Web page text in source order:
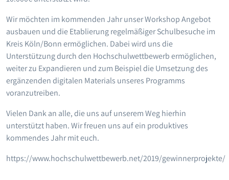
Wir möchten im kommenden Jahr unser Workshop Angebot
ausbauen und die Etablierung regelmäßiger Schulbesuche im
Kreis Köln/Bonn ermöglichen. Dabei wird uns die
Unterstützung durch den Hochschulwettbewerb ermöglichen,
weiter zu Expandieren und zum Beispiel die Umsetzung des
ergänzenden digitalen Materials unseres Programms
voranzutreiben.
Vielen Dank an alle, die uns auf unserem Weg hierhin
unterstützt haben. Wir freuen uns auf ein produktives
kommendes Jahr mit euch.
https://www.hochschulwettbewerb.net/2019/gewinnerprojekte/